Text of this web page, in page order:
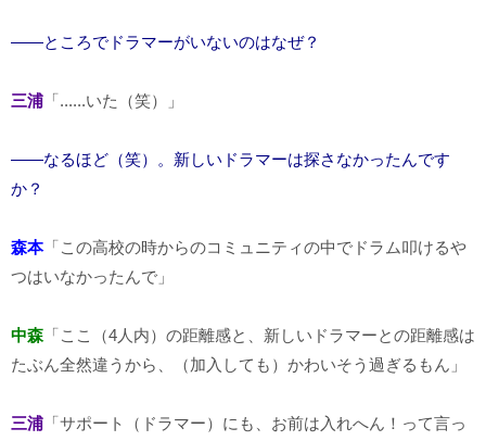
――ところでドラマーがいないのはなぜ？
三浦 「......いた（笑）」
――なるほど（笑）。新しいドラマーは探さなかったんです
か？
森本「この高校の時からのコミュニティの中でドラム叩けるや
つはいなかったんで」
中森 「ここ（4人内）の距離感と、新しいドラマーとの距離感は
たぶん全然違うから、（加入しても）かわいそう過ぎるもん」
三浦 「サポート（ドラマー）にも、お前は入れへん！って言っ